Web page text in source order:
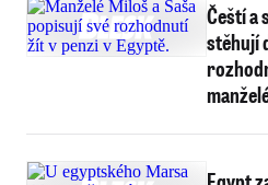
Čeští a
stěhují